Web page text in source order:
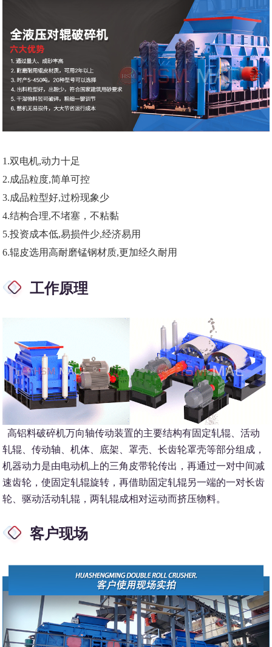
1.双电机,动力十足
2.成品粒度,简单可控
3.成品粒型好,过粉现象少
4.结构合理,不堵塞，不粘黏
5.投资成本低,易损件少,经济易用
6.辊皮选用高耐磨锰钢材质,更加经久耐用
工作原理
高铝料破碎机万向轴传动装置的主要结构有固定轧辊、活动
轧辊、传动轴、机体、底架、罩壳、长齿轮罩壳等部分组成，
机器动力是由电动机上的三角皮带轮传出，再通过一对中间减
速齿轮，使固定轧辊旋转，再借助固定轧辊另一端的一对长齿
轮、驱动活动轧辊，两轧辊成相对运动而挤压物料。
客户现场